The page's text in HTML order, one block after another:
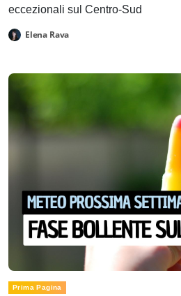
eccezionali sul Centro-Sud
Elena Rava
Prima Pagina